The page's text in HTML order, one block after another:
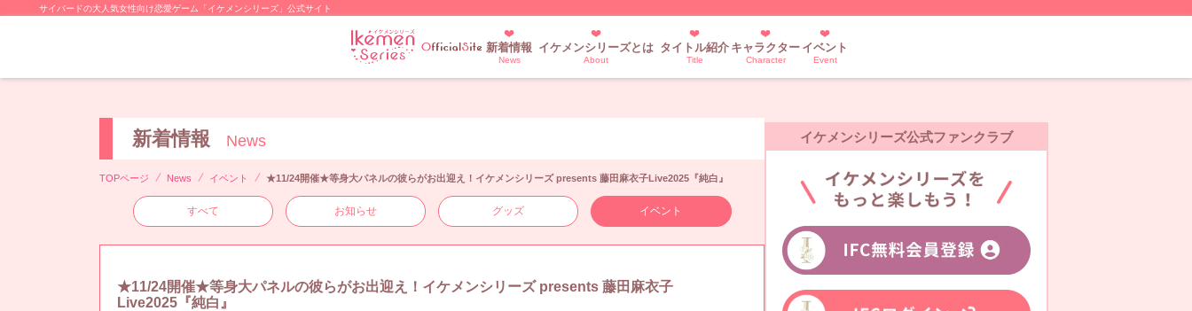
サイバードの大人気女性向け恋愛ゲーム「イケメンシリーズ」公式サイト
新着情報
News
イケメンシリーズとは
About
タイトル紹介
Title
キャラクター
Character
イベント
Event
新着情報 News
TOPページ News イベント ★11/24開催★等身大パネルの彼らがお出迎え！イケメンシリーズ presents 藤田麻衣子Live2025『純白』
すべて お知らせ グッズ イベント
★11/24開催★等身大パネルの彼らがお出迎え！イケメンシリーズ presents 藤田麻衣子
Live2025『純白』
イケメンシリーズ公式ファンクラブ